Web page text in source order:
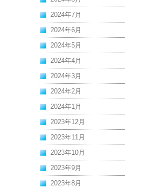
2024年7月
2024年6月
2024年5月
2024年4月
2024年3月
2024年2月
2024年1月
2023年12月
2023年11月
2023年10月
2023年9月
2023年8月